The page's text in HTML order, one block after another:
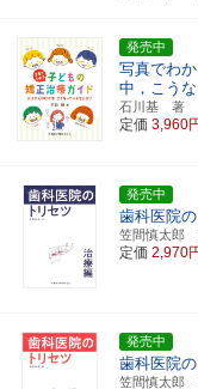
発売中
写真でわ
中，こう
石川基 著
定価 3,960
発売中
歯科医院
笠間慎太郎
定価 2,970
発売中
歯科医院
笠間慎太郎